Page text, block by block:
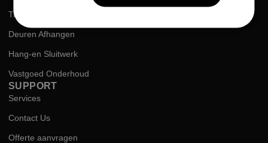
Timmeren
Deuren Afhangen
Hang-en Sluitwerk
Vastgoed Onderhoud
SUPPORT
Services
Contact Us
Offerte aanvragen